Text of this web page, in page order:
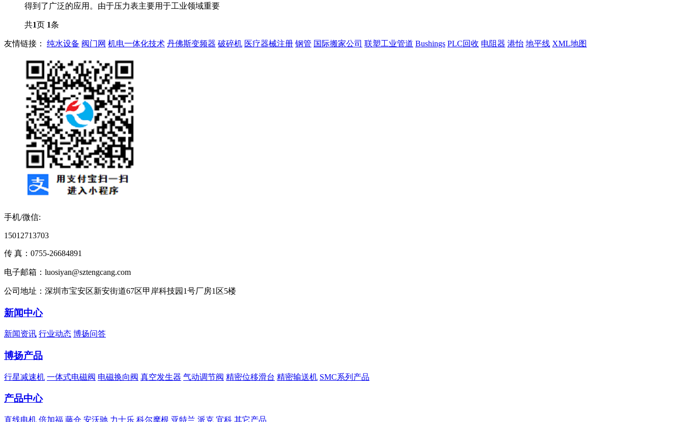
得到了广泛的应用。由于压力表主要用于工业领域重要
共1页 1条
友情链接： 纯水设备 阀门网 机电一体化技术 丹佛斯变频器 破碎机 医疗器械注册 钢管 国际搬家公司 联塑工业管道 Bushings PLC回收 电阻器 港怡 地平线 XML地图
手机/微信:
15012713703
传 真：0755-26684891
电子邮箱：luosiyan@sztengcang.com
公司地址：深圳市宝安区新安街道67区甲岸科技园1号厂房1区5楼
新闻中心
新闻资讯 行业动态 博扬问答
博扬产品
行星减速机 一体式电磁阀 电磁换向阀 真空发生器 气动调节阀 精密位移滑台 精密输送机 SMC系列产品
产品中心
直线电机 倍加福 藤仓 安沃驰 力士乐 科尔摩根 亚特兰 派克 宜科 其它产品